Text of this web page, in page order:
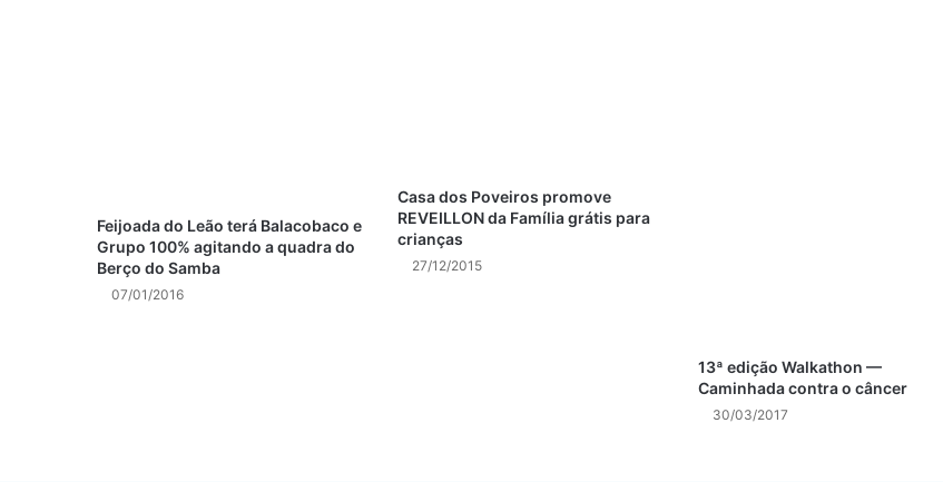
Feijoada do Leão terá Balacobaco e
Grupo 100% agitando a quadra do
Berço do Samba
07/01/2016
Casa dos Poveiros promove
REVEILLON da Família grátis para
crianças
27/12/2015
13ª edição Walkathon —
Caminhada contra o câncer
30/03/2017